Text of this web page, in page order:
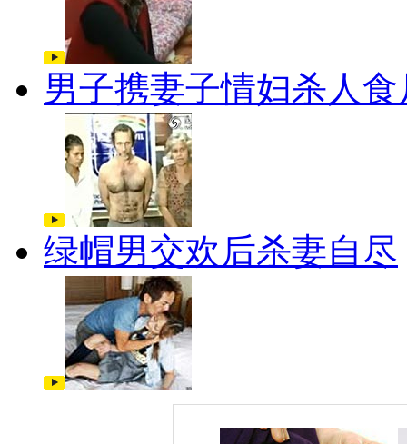
男子携妻子情妇杀人食
绿帽男交欢后杀妻自尽